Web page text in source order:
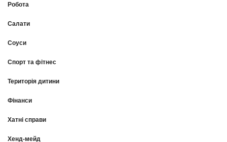
Робота
Салати
Соуси
Спорт та фітнес
Територія дитини
Фінанси
Хатні справи
Хенд-мейд